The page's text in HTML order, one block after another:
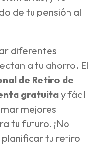
de tu pensión al
diferentes
a tu ahorro. El
de Retiro de
gratuitay fácil
mejores
tu futuro. ¡No
planificar tu retiro